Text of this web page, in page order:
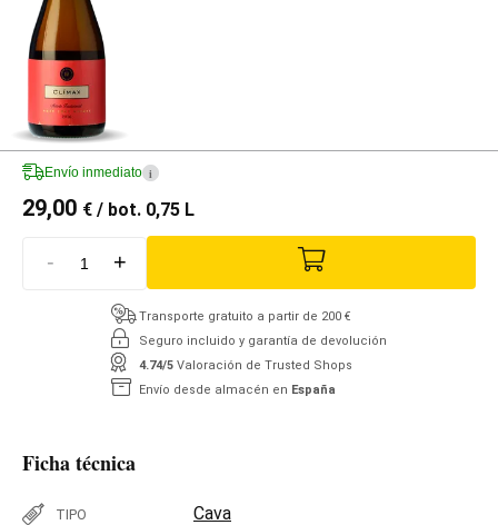
Envío inmediato i
29,00 € / bot. 0,75 L
- +
Transporte gratuito a partir de 200 €
Seguro incluido y garantía de devolución
4.74/5 Valoración de Trusted Shops
Envío desde almacén en España
Ficha técnica
TIPO Cava